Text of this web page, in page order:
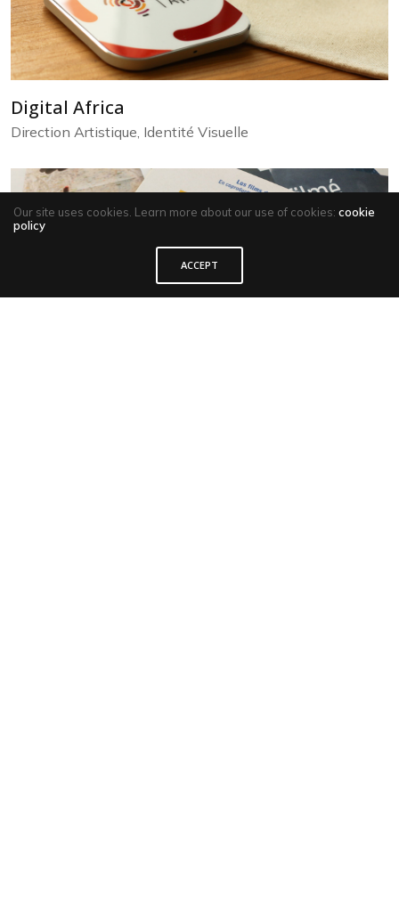
Digital Africa
Direction Artistique, Identité Visuelle
Our site uses cookies. Learn more about our use of cookies: cookie
policy
ACCEPT